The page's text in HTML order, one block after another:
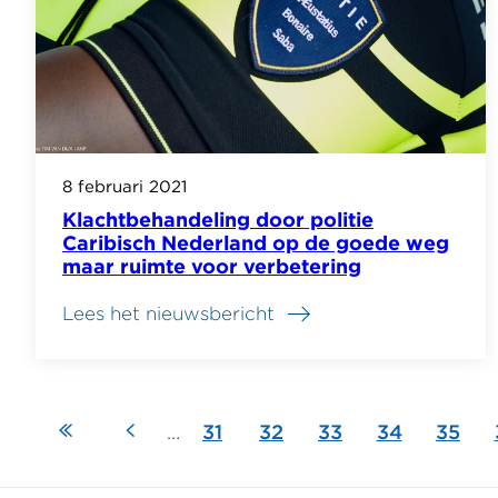
zorgkosten
lukt
niet
CAK
Klachtbehandeling door politie
Caribisch Nederland op de goede weg
maar ruimte voor verbetering
8 februari 2021
Lees het nieuwsbericht
Eerste Vorige
… Pagina
31 Pagina
32 Pagina
33 Pagina
34 35